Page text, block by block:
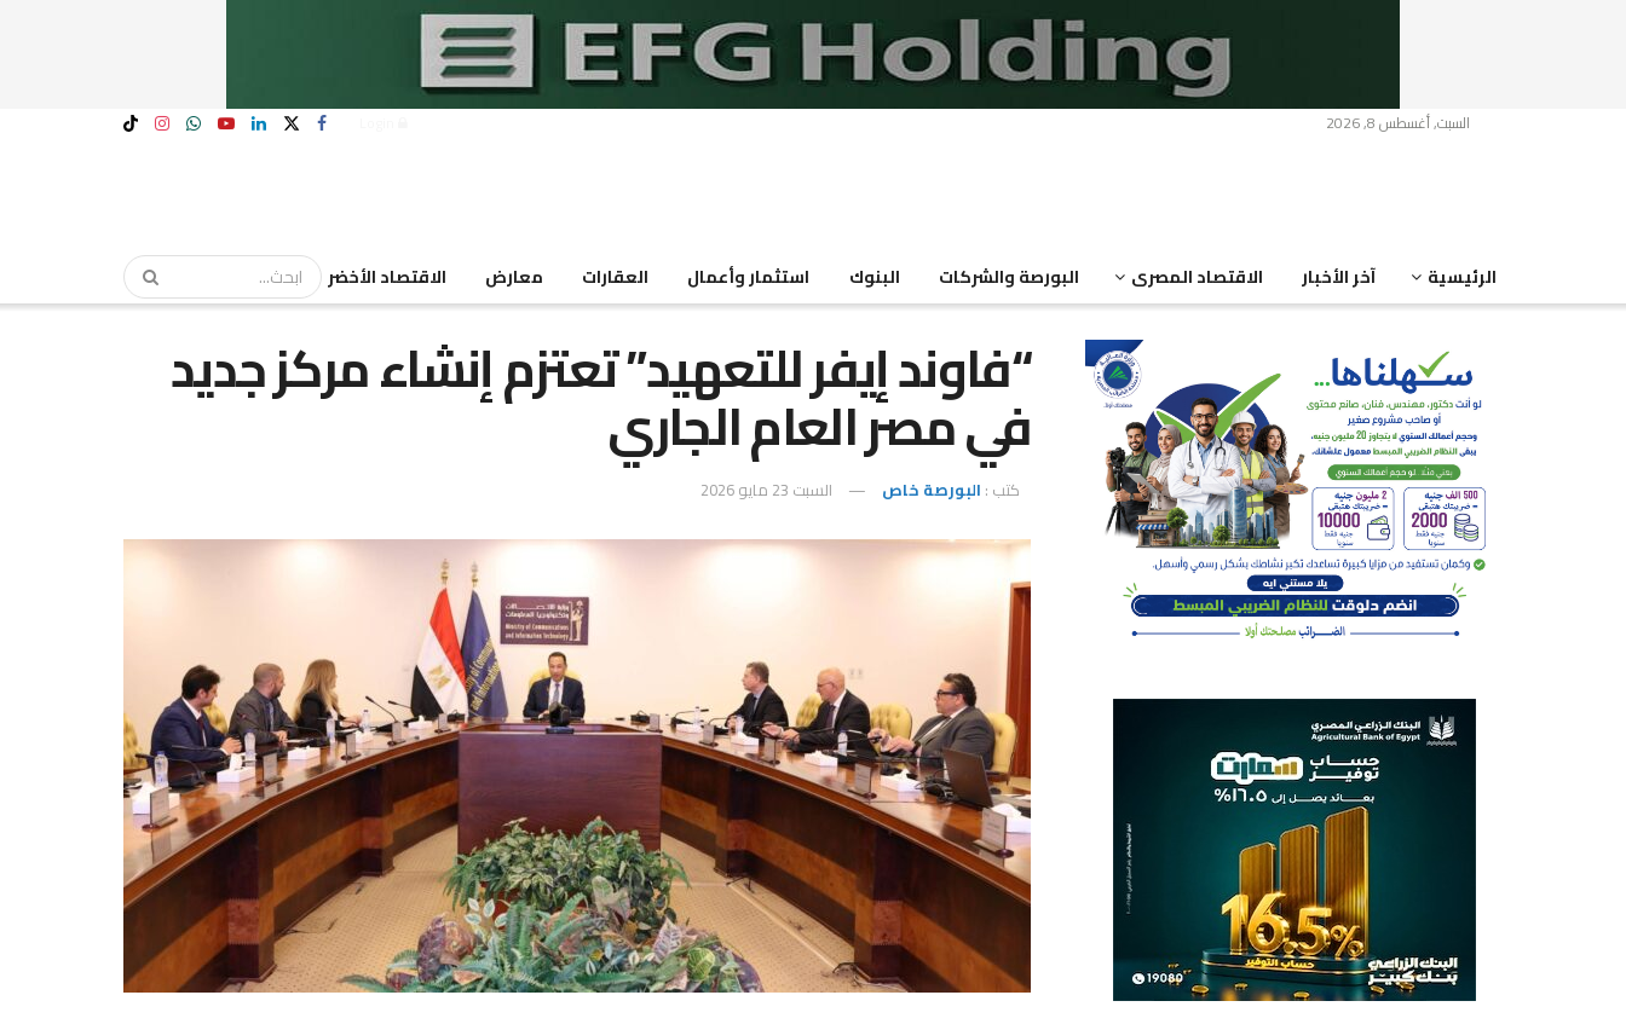
السبت, أغسطس 8, 2026
الرئيسية آخر الأخبار الاقتصاد المصرى البورصة والشركات البنوك استثمار وأعمال العقارات معارض الاقتصاد الأخضر
“فاوند إيفر للتعهيد” تعتزم إنشاء مركز جديد
في مصر العام الجاري
كتب : البورصة خاص السبت 23 مايو 2026